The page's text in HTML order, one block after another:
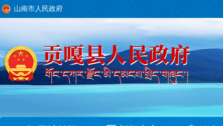
山南市人民政府